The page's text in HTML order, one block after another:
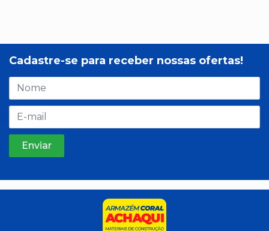
Cadastre-se para receber nossas ofertas!